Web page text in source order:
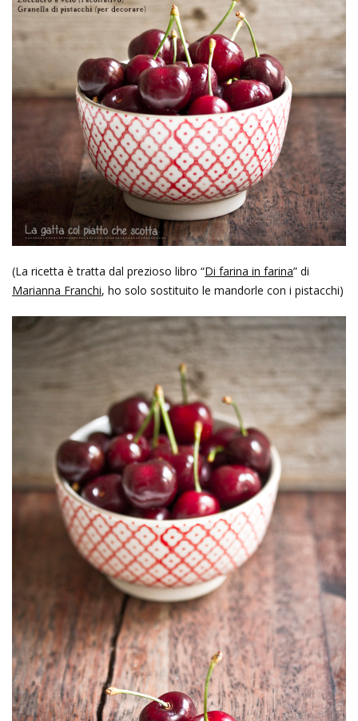
(La ricetta è tratta dal prezioso libro “Di farina in farina” di
Marianna Franchi, ho solo sostituito le mandorle con i pistacchi)